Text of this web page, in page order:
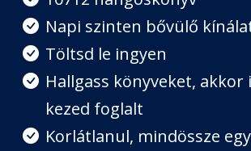
8. fejezet: Első randevú
Fejezet hossza: 00:12:13
Fejezet hossza: 00:19:20
Napi szinten bővülő
Töltsd le ingyen
Hallgass könyveket, akkor
kezed foglalt
Korlátlanul, mindössze